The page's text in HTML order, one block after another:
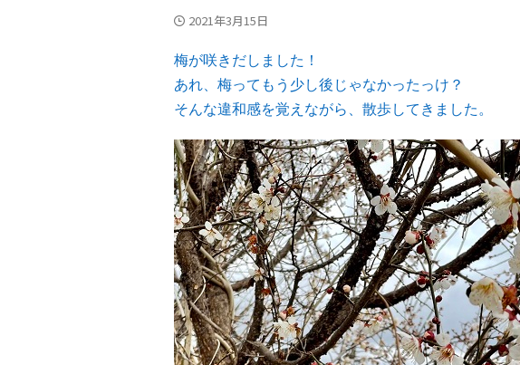
2021年3月15日
梅が咲きだしました！
あれ、梅ってもう少し後じゃなかったっけ？
そんな違和感を覚えながら、散歩してきました。